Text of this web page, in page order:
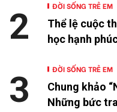
ĐỜI SỐNG TRẺ EM
Thể lệ cuộc
học hạnh
2
ĐỜI SỐNG TRẺ EM
Chung khảo
Những bức
3